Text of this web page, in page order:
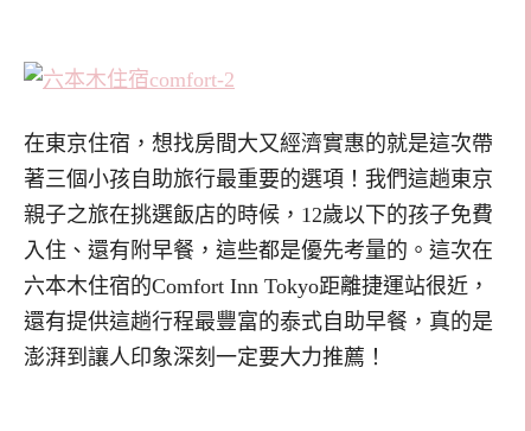
在東京住宿，想找房間大又經濟實惠的就是這次帶
著三個小孩自助旅行最重要的選項！我們這趟東京
親子之旅在挑選飯店的時候，12歲以下的孩子免費
入住、還有附早餐，這些都是優先考量的。這次在
六本木住宿的Comfort Inn Tokyo距離捷運站很近，
還有提供這趟行程最豐富的泰式自助早餐，真的是
澎湃到讓人印象深刻一定要大力推薦！